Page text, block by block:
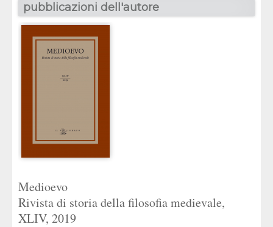
pubblicazioni dell'autore
Medioevo
Rivista di storia della filosofia medievale,
XLIV, 2019